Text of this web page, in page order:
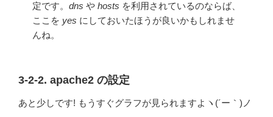
定です。 dns や hosts を利用されているのならば、
ここを yes にしておいたほうが良いかもしれませ
んね。
3-2-2. apache2 の設定
あと少しです! もうすぐグラフが見られますよヽ(´ー｀)ノ